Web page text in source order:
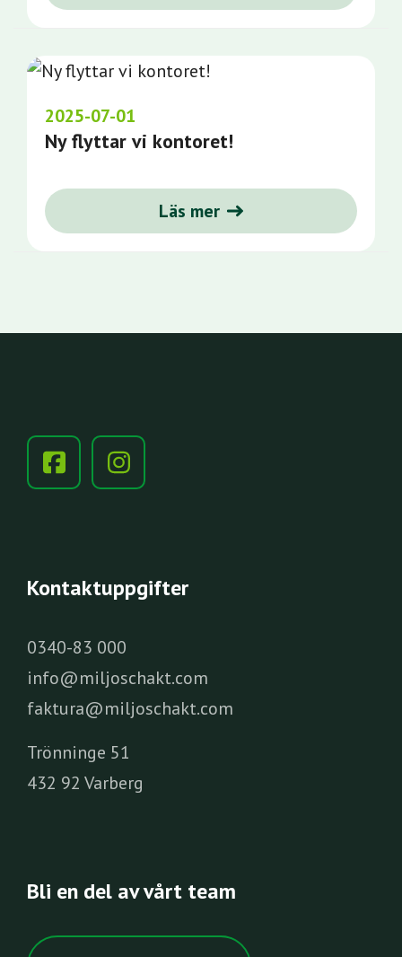
2025-07-01
Ny flyttar vi kontoret!
Läs mer
Kontaktuppgifter
0340-83 000
info@miljoschakt.com
faktura@miljoschakt.com
Trönninge 51
432 92 Varberg
Bli en del av vårt team